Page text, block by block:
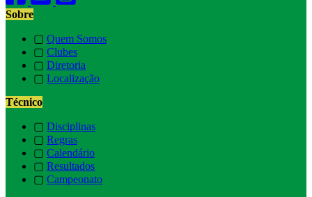
Sobre
▢ Quem Somos
▢ Clubes
▢ Diretoria
▢ Localização
Técnico
▢ Disciplinas
▢ Regras
▢ Calendário
▢ Resultados
▢ Campeonato